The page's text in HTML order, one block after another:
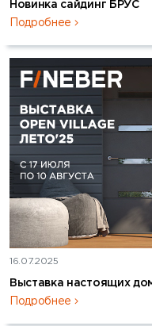
Новинка сайдинг БРУС
Подробнее
16.07.2025
Выставка настоящих
Подробнее